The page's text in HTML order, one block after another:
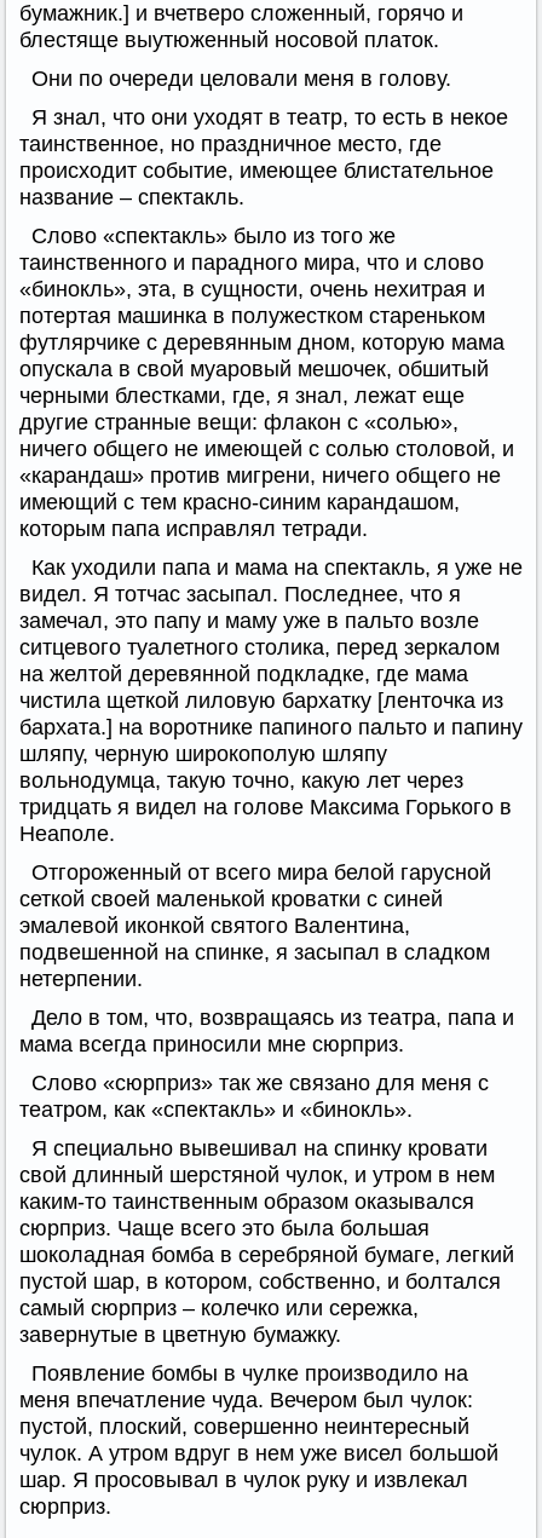
бумажник.] и вчетверо сложенный, горячо и
блестяще выутюженный носовой платок.
Они по очереди целовали меня в голову.
Я знал, что они уходят в театр, то есть в некое
таинственное, но праздничное место, где
происходит событие, имеющее блистательное
название – спектакль.
Слово «спектакль» было из того же
таинственного и парадного мира, что и слово
«бинокль», эта, в сущности, очень нехитрая и
потертая машинка в полужестком стареньком
футлярчике с деревянным дном, которую мама
опускала в свой муаровый мешочек, обшитый
черными блестками, где, я знал, лежат еще
другие странные вещи: флакон с «солью»,
ничего общего не имеющей с солью столовой, и
«карандаш» против мигрени, ничего общего не
имеющий с тем красно-синим карандашом,
которым папа исправлял тетради.
Как уходили папа и мама на спектакль, я уже не
видел. Я тотчас засыпал. Последнее, что я
замечал, это папу и маму уже в пальто возле
ситцевого туалетного столика, перед зеркалом
на желтой деревянной подкладке, где мама
чистила щеткой лиловую бархатку [ленточка из
бархата.] на воротнике папиного пальто и папину
шляпу, черную широкополую шляпу
вольнодумца, такую точно, какую лет через
тридцать я видел на голове Максима Горького в
Неаполе.
Отгороженный от всего мира белой гарусной
сеткой своей маленькой кроватки с синей
эмалевой иконкой святого Валентина,
подвешенной на спинке, я засыпал в сладком
нетерпении.
Дело в том, что, возвращаясь из театра, папа и
мама всегда приносили мне сюрприз.
Слово «сюрприз» так же связано для меня с
театром, как «спектакль» и «бинокль».
Я специально вывешивал на спинку кровати
свой длинный шерстяной чулок, и утром в нем
каким-то таинственным образом оказывался
сюрприз. Чаще всего это была большая
шоколадная бомба в серебряной бумаге, легкий
пустой шар, в котором, собственно, и болтался
самый сюрприз – колечко или сережка,
завернутые в цветную бумажку.
Появление бомбы в чулке производило на
меня впечатление чуда. Вечером был чулок:
пустой, плоский, совершенно неинтересный
чулок. А утром вдруг в нем уже висел большой
шар. Я просовывал в чулок руку и извлекал
сюрприз.